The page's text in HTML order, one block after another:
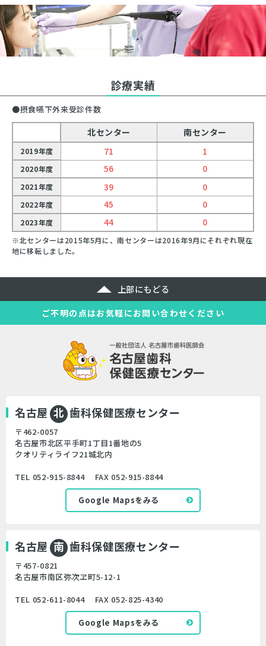
診療実績
●摂食嚥下外来受診件数
北センター 南センター
2019年度 71 1
2020年度 56 0
2021年度 39 0
2022年度 45 0
2023年度 44 0
※北センターは2015年5月に、南センターは2016年9月にそれぞれ現在
地に移転しました。
上部にもどる
ご不明の点はお気軽にお問い合わせください
名古屋 北 歯科保健医療センター
〒462-0057
名古屋市北区平手町1丁目1番地の5
クオリティライフ21城北内
TEL 052-915-8844 FAX 052-915-8844
Google Mapsをみる
名古屋 南 歯科保健医療センター
〒457-0821
名古屋市南区弥次ヱ町5-12-1
TEL 052-611-8044 FAX 052-825-4340
Google Mapsをみる